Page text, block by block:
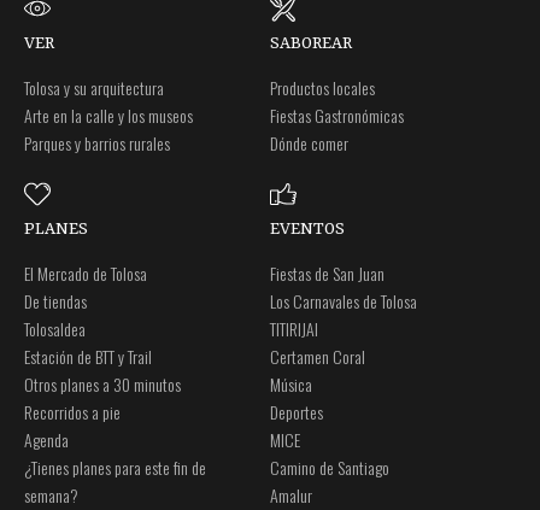
VER
Tolosa y su arquitectura
Arte en la calle y los museos
Parques y barrios rurales
SABOREAR
Productos locales
Fiestas Gastronómicas
Dónde comer
PLANES
El Mercado de Tolosa
De tiendas
Tolosaldea
Estación de BTT y Trail
Otros planes a 30 minutos
Recorridos a pie
Agenda
¿Tienes planes para este fin de
semana?
EVENTOS
Fiestas de San Juan
Los Carnavales de Tolosa
TITIRIJAI
Certamen Coral
Música
Deportes
MICE
Camino de Santiago
Amalur